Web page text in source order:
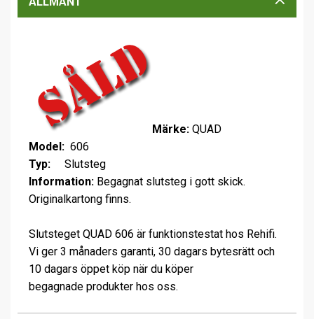
Märke: QUAD
Model: 606
Typ: Slutsteg
Information: Begagnat slutsteg i gott skick.
Originalkartong finns.
Slutsteget QUAD 606 är funktionstestat hos Rehifi.
Vi ger 3 månaders garanti, 30 dagars bytesrätt och
10 dagars öppet köp när du köper
begagnade produkter hos oss.